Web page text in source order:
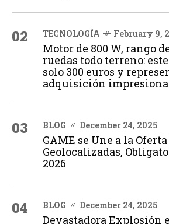
02 TECNOLOGÍA February 9,
Motor de 800 W, rango
ruedas todo terreno:
solo 300 euros y
adquisición
03 BLOG December 24, 2025
GAME se Une a la
Geolocalizadas,
2026
04 BLOG December 24, 2025
Devastadora Explosión